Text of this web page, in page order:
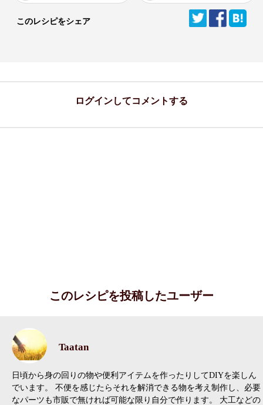
このレシピをシェア
ログインしてコメントする
このレシピを投稿したユーザー
Taatan
日頃から身の回りの物や便利アイテムを作ったりしてDIYを楽しん
でいます。 不便を感じたらそれを解消できる物を考え制作し、必要
なパーツも市販で無ければ可能な限り自分で作ります。 大工などの